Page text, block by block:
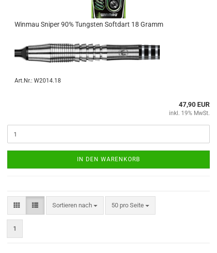
Win­mau Sni­per 90% Tungs­ten Softdart 18 Gramm
Art.Nr.: W2014.18
47,90 EUR
inkl. 19% MwSt.
IN DEN WARENKORB
Sortieren nach
Sortieren nach 50 pro Seite
pro Seite
1